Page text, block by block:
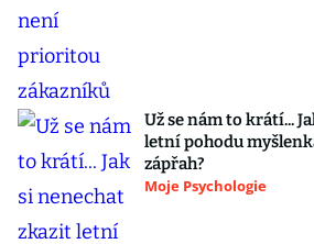
Už se nám to krátí...
letní pohodu
zápřah?
Moje Psychologie